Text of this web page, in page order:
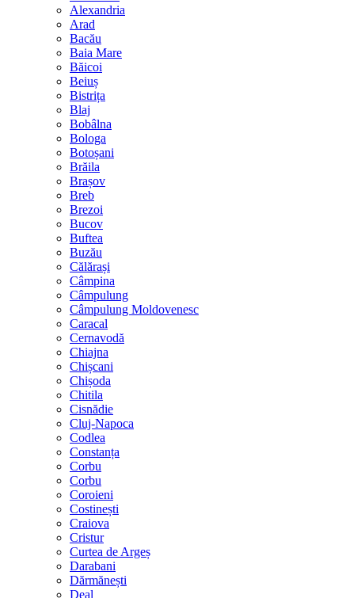
Alexandria
Arad
Bacău
Baia Mare
Băicoi
Beiuș
Bistrița
Blaj
Bobâlna
Bologa
Botoșani
Brăila
Brașov
Breb
Brezoi
Bucov
Buftea
Buzău
Călărași
Câmpina
Câmpulung
Câmpulung Moldovenesc
Caracal
Cernavodă
Chiajna
Chișcani
Chișoda
Chitila
Cisnădie
Cluj-Napoca
Codlea
Constanța
Corbu
Corbu
Coroieni
Costinești
Craiova
Cristur
Curtea de Argeș
Darabani
Dărmănești
Deal